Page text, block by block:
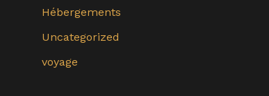
Hébergements
Uncategorized
voyage